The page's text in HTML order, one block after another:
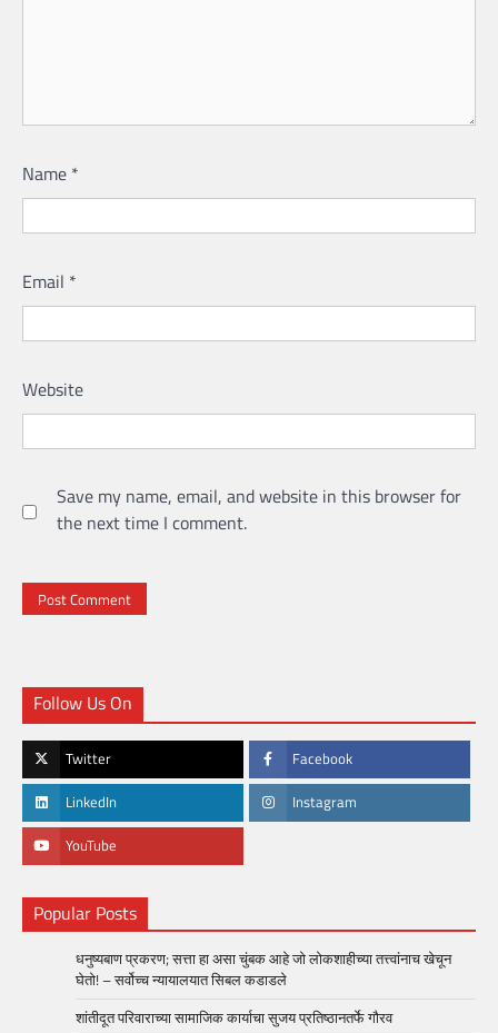
Name *
Email *
Website
Save my name, email, and website in this browser for
the next time I comment.
Follow Us On
Twitter Facebook
LinkedIn Instagram
YouTube
Popular Posts
धनुष्यबाण प्रकरण; सत्ता हा असा चुंबक आहे जो लोकशाहीच्या तत्त्वांनाच खेचून
घेतो! – सर्वोच्च न्यायालयात सिबल कडाडले
शांतीदूत परिवाराच्या सामाजिक कार्याचा सुजय प्रतिष्ठानतर्फे गौरव